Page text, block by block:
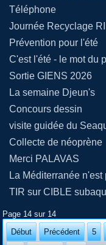
Téléphone
Journée Recyclage
Prévention pour l'été
C'est l'été - le mot du
Sortie GIENS 2026
La semaine Djeun's
Concours dessin
visite guidée du
Collecte de néoprène
Merci PALAVAS
La Méditerranée n'est
TIR sur CIBLE
Page 14 sur 14
Début
Précédent 5